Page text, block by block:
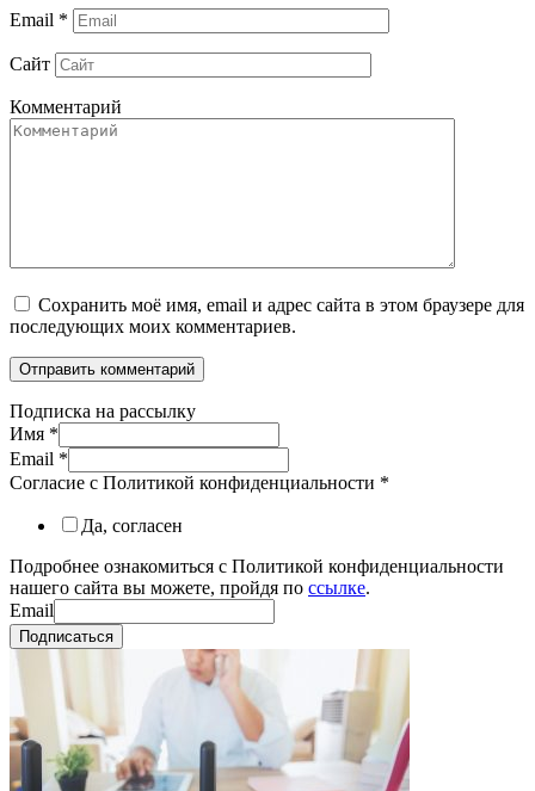
Email *
Сайт
Комментарий
Сохранить моё имя, email и адрес сайта в этом браузере для
последующих моих комментариев.
Подписка на рассылку
Имя *
Email *
Согласие с Политикой конфиденциальности *
Да, согласен
Подробнее ознакомиться с Политикой конфиденциальности
нашего сайта вы можете, пройдя по ссылке.
Email
Подписаться